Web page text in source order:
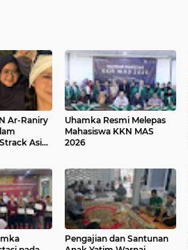
Ar-Raniry
Asia:
Uhamka Resmi Melepas
Mahasiswa KKN MAS
2026
Pengajian dan Santunan